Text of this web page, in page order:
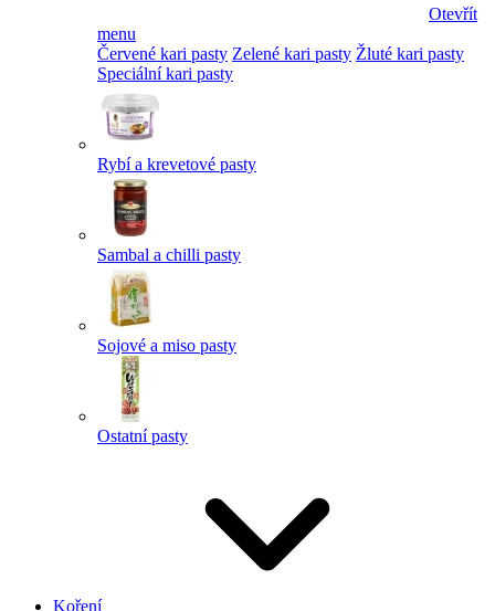
Otevřít
menu
Červené kari pasty Zelené kari pasty Žluté kari pasty
Speciální kari pasty
Rybí a krevetové pasty
Sambal a chilli pasty
Sojové a miso pasty
Ostatní pasty
Koření